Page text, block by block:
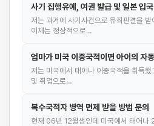
사기 집행유예, 여권 발급 및 일본 입
저는 과거에 사기사건으로 유죄판결을
이제는 정상적으로…
엄마가 미국 이중국적이면 아이의 자
저는 미국에서 태어나 이중국적을 취득
및 취업으로…
복수국적자 병역 면제 받을 방법 문의
현재 06년 12월생인데 미국에서 태어나